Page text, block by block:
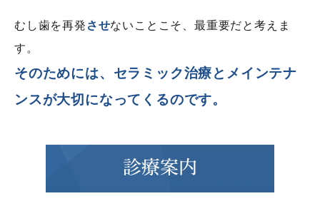
むし歯を再発 させないことこそ、最重要だと考えま
す。
そのためには、セラミック治療とメインテナ
ンスが大切になってくるのです。
診療案内